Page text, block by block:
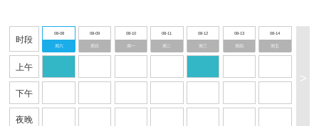
时段
上午
下午
夜晚
08-08
周六
08-09
周日
08-10
周一
08-11
周二
08-12
周三
08-13
周四
08-14
周五
>